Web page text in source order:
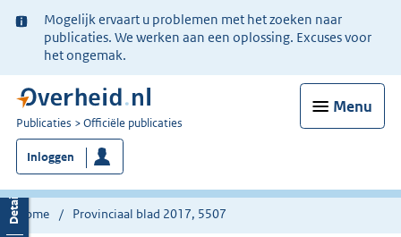
Ter
informatie:
Mogelijk ervaart u problemen met het zoeken naar
publicaties. We werken aan een oplossing. Excuses voor
het ongemak.
Menu
U
bent
nu
hier:
Publicaties Officiële publicaties
Inloggen
Home Provinciaal blad 2017, 5507